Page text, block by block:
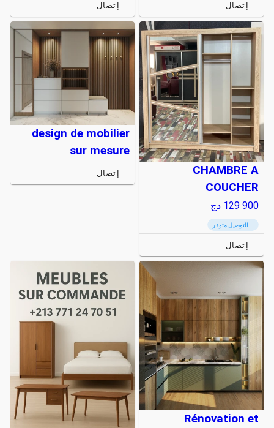
إتصال إتصال
CHAMBRE A
COUCHER
129 900 دج
التوصيل متوفر
إتصال
design de mobilier
sur mesure
إتصال
Rénovation et